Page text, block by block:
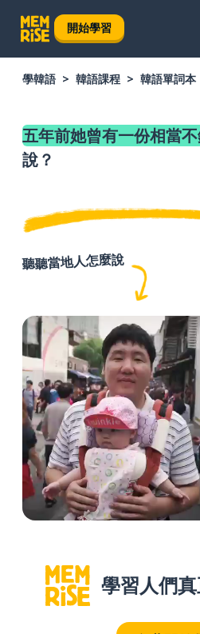
開始學習
學韓語 韓語課程 韓語單詞本
五年前她曾有一份相當
說？
聽聽當地人怎麼說
學習人們